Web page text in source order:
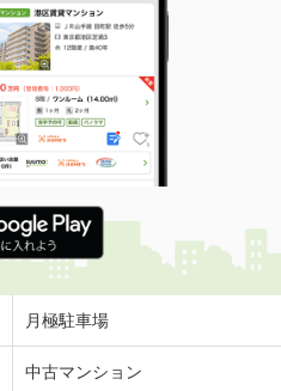
月極駐車場
中古マンション